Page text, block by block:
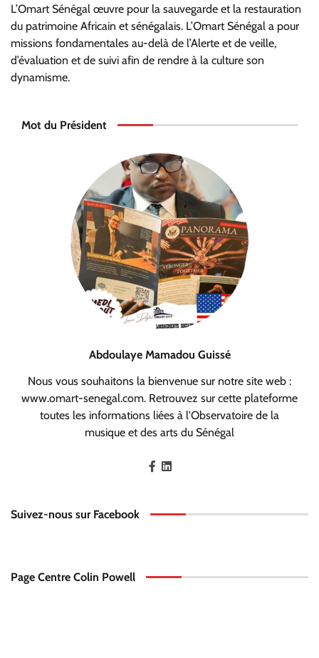
L’Omart Sénégal œuvre pour la sauvegarde et la restauration
du patrimoine Africain et sénégalais. L’Omart Sénégal a pour
missions fondamentales au-delà de l’Alerte et de veille,
d’évaluation et de suivi afin de rendre à la culture son
dynamisme.
Mot du Président
Abdoulaye Mamadou Guissé
Nous vous souhaitons la bienvenue sur notre site web :
www.omart-senegal.com. Retrouvez sur cette plateforme
toutes les informations liées à l'Observatoire de la
musique et des arts du Sénégal
Suivez-nous sur Facebook
Page Centre Colin Powell